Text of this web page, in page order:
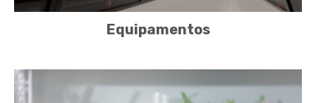
Equipamentos